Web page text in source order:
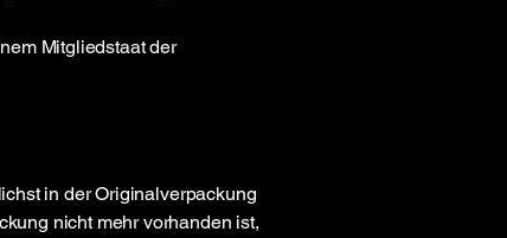
Mitgliedstaat der
in der Originalverpackung
nicht mehr vorhanden ist,